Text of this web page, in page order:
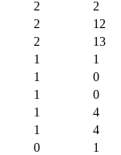
2
2
2
12
2
13
1
1
1
0
1
0
1
4
1
4
0
1